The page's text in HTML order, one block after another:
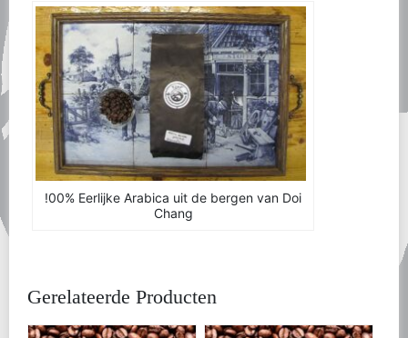
!00% Eerlijke Arabica uit de bergen van Doi
Chang
Gerelateerde Producten